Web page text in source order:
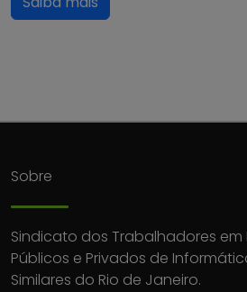
Sobre
Sindicato dos Trabalhadores em
Públicos e Privados de
Similares do Rio de Janeiro.